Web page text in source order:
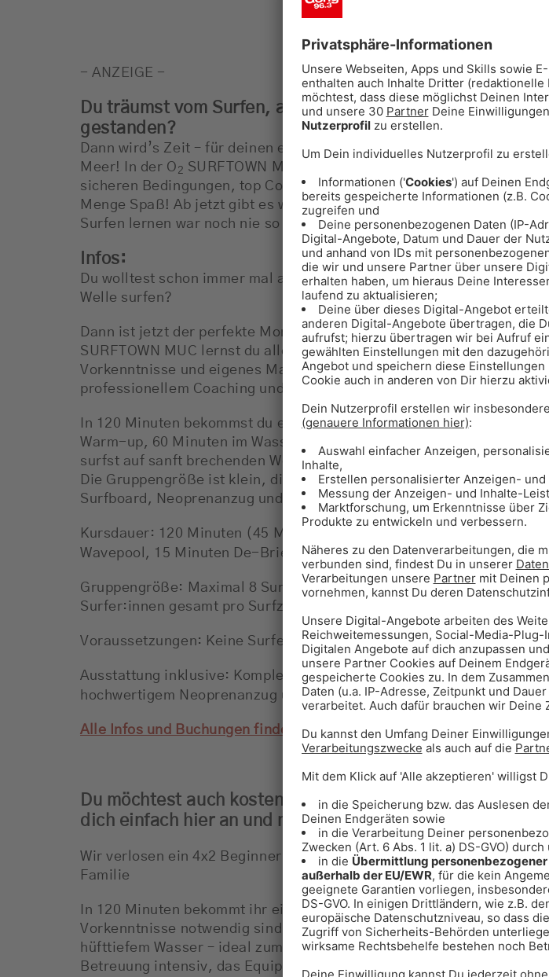
- ANZEIGE -
Du träumst vom Surfen, aber hast noch nie auf dem Brett
gestanden?
Dann wird’s Zeit – für deinen ersten Ride auf der perfekten Welle wie
Meer! In der O 2 SURFTOWN MUC lernst du surfen so einfach wie nie –
sicheren Bedingungen, top Coaches, ohne eigenes Equipment und
Menge Spaß! Ab jetzt gibt es wieder täglich Beginner- und Kids-
Surfen lernen war noch nie so einfach.
Infos:
Du wolltest schon immer mal auf einem Surfbrett stehen und deine
Welle surfen?
Dann ist jetzt der perfekte Moment! In der First-Timer Surfsession in
SURFTOWN MUC lernst du alle Grundlagen des Surfens – ganz ohne
Vorkenntnisse und eigenes Material, aber mit jeder Menge Spaß,
professionellem Coaching und sicherer Betreuung.
In 120 Minuten bekommst du ein komplettes Surf-Erlebnis mit
Warm-up, 60 Minuten im Wasser und einem kurzen De-Briefing
surfst auf sanft brechenden Wellen in hüfttiefem Wasser – ideal zum
Die Gruppengröße ist klein, die Betreuung intensiv, das Equipment
Surfboard, Neoprenanzug und Helm sind inklusive.
Kursdauer: 120 Minuten (45 Minuten Briefing, 60 Minuten Surfen im
Wavepool, 15 Minuten De-Briefing)
Gruppengröße: Maximal 8 Surfer:innen pro Surfcoach, maximal 14
Surfer:innen gesamt pro Surfzone
Voraussetzungen: Keine Surferfahrung erforderlich
Ausstattung inklusive: Komplettes Surf-Equipment inklusive
hochwertigem Neoprenanzug und Surfhelm wird gestellt
Alle Infos und Buchungen findest du hier
Du möchtest auch kostenlose Tickets gewinnen? Dann
dich einfach hier an und mit etwas Glück bist du dabei!
Wir verlosen ein 4x2 Beginner Tickets für dich und deine Freunde und
Familie
In 120 Minuten bekommt ihr ein komplettes Surf-Erlebnis, bei dem
Vorkenntnisse notwendig sind. Du surfst auf sanft brechenden
hüfttiefem Wasser – ideal zum Üben! Die Gruppengröße ist klein, die
Betreuung intensiv, das Equipment top. Surfen lernen war noch nie so